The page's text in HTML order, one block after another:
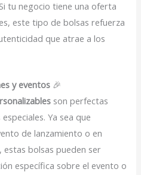
tu negocio tiene una oferta
este tipo de bolsas refuerza
que atrae a los
y eventos 🎉
son perfectas
Ya sea que
de lanzamiento o en
bolsas pueden ser
específica sobre el evento o